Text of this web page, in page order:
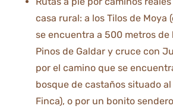
casa rural: a los Tilos de Moya
se encuentra a 500 metros de
Pinos de Galdar y cruce con
por el camino que se
bosque de castaños situado
Finca), o por un bonito